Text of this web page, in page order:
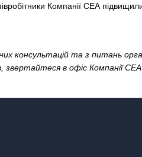
Компанії СЕА
консультацій та з питань
звертайтеся в офіс Компанії